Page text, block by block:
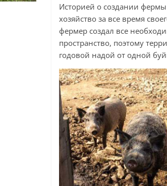
Историей о создании
хозяйство за все время
фермер создал все
пространство, поэтому
годовой надой от одной